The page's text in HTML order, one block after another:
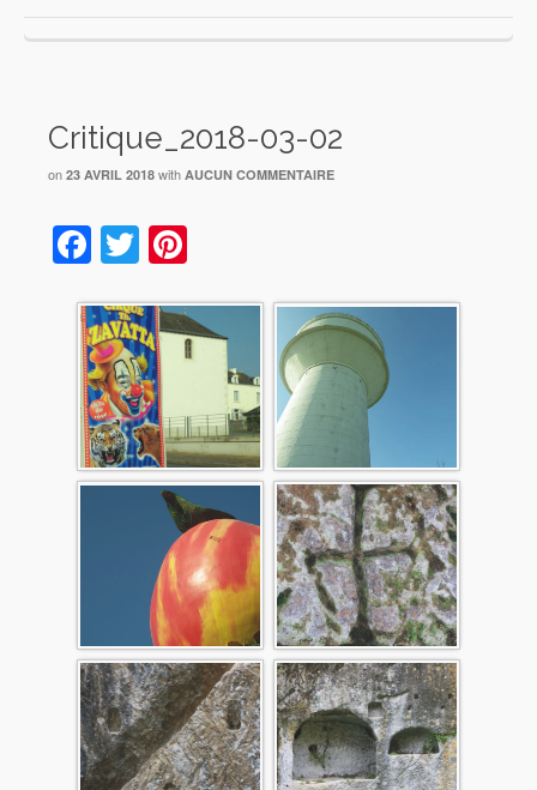
Critique_2018-03-02
on 23 AVRIL 2018 with AUCUN COMMENTAIRE
Facebook
Twitter